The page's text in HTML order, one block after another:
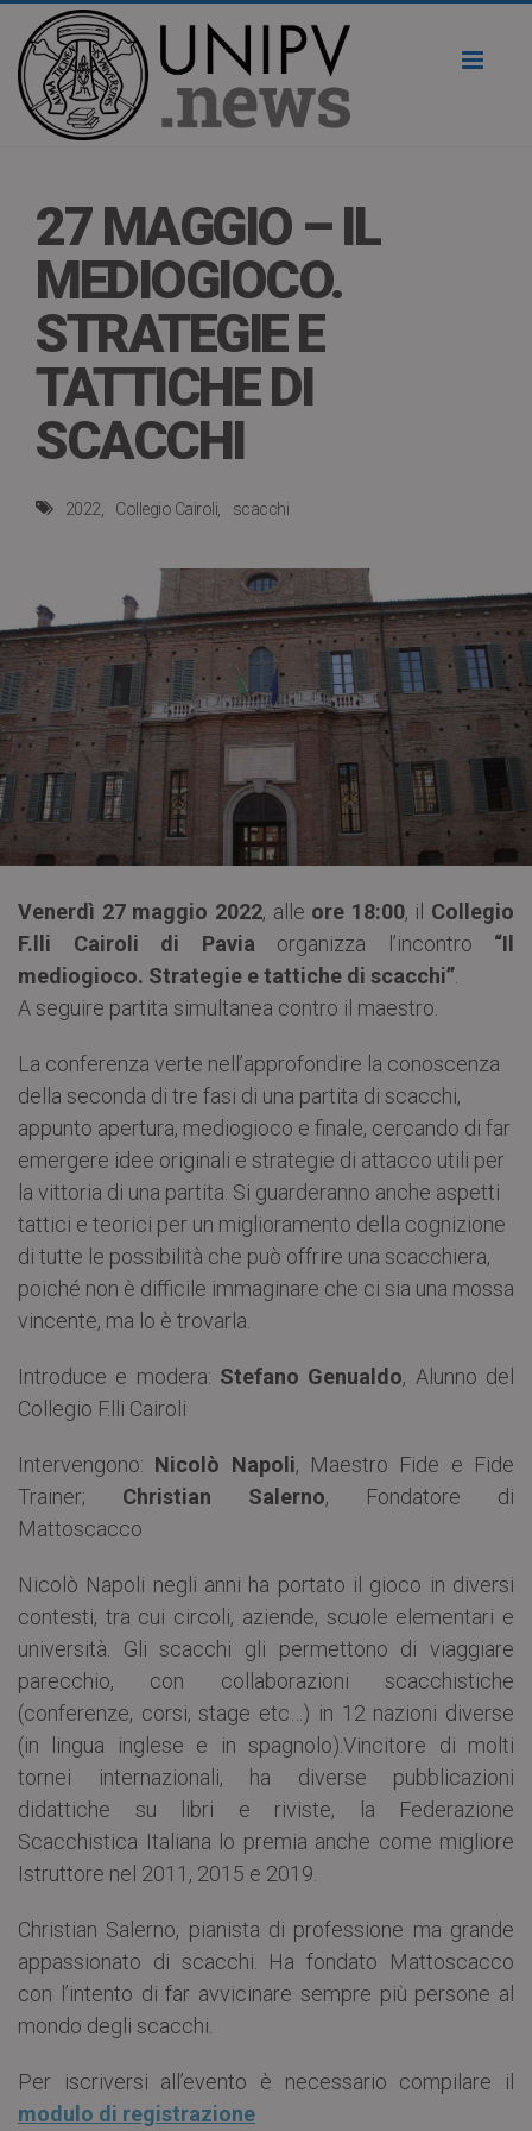
27 MAGGIO – IL
MEDIOGIOCO.
STRATEGIE E
TATTICHE DI
SCACCHI
2022 Collegio Cairoli scacchi
Venerdì 27 maggio 2022, alle ore 18:00, il Collegio
F.lli Cairoli di Pavia organizza l’incontro “Il
mediogioco. Strategie e tattiche di scacchi”
A seguire partita simultanea contro il maestro.
La conferenza verte nell’approfondire la conoscenza
della seconda di tre fasi di una partita di scacchi,
appunto apertura, mediogioco e finale, cercando di far
emergere idee originali e strategie di attacco utili per
la vittoria di una partita. Si guarderanno anche aspetti
tattici e teorici per un miglioramento della cognizione
di tutte le possibilità che può offrire una scacchiera,
poiché non è difficile immaginare che ci sia una mossa
vincente, ma lo è trovarla.
Introduce e modera: Stefano Genualdo, Alunno del
Collegio F.lli Cairoli
Intervengono: Nicolò Napoli, Maestro Fide e Fide
Trainer; Christian Salerno, Fondatore di
Mattoscacco
Nicolò Napoli negli anni ha portato il gioco in diversi
contesti, tra cui circoli, aziende, scuole elementari e
università. Gli scacchi gli permettono di viaggiare
parecchio, con collaborazioni scacchistiche
(conferenze, corsi, stage etc…) in 12 nazioni diverse
(in lingua inglese e in spagnolo).Vincitore di molti
tornei internazionali, ha diverse pubblicazioni
didattiche su libri e riviste, la Federazione
Scacchistica Italiana lo premia anche come migliore
Istruttore nel 2011, 2015 e 2019.
Christian Salerno, pianista di professione ma grande
appassionato di scacchi. Ha fondato Mattoscacco
con l’intento di far avvicinare sempre più persone al
mondo degli scacchi.
Per iscriversi all’evento è necessario compilare il
modulo di registrazione